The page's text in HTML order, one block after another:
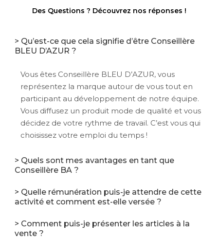
Des Questions ? Découvrez nos réponses !
> Qu’est-ce que cela signifie d’être Conseillère
BLEU D’AZUR ?
Vous êtes Conseillère BLEU D’AZUR, vous
représentez la marque autour de vous tout en
participant au développement de notre équipe.
Vous diffusez un produit mode de qualité et vous
décidez de votre rythme de travail. C’est vous qui
choisissez votre emploi du temps !
> Quels sont mes avantages en tant que
Conseillère BA ?
> Quelle rémunération puis-je attendre de cette
activité et comment est-elle versée ?
> Comment puis-je présenter les articles à la
vente ?